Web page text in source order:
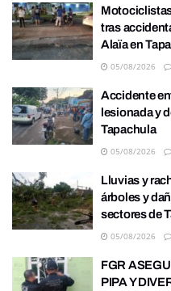
tras
Alaïa en
05/08/2026
Accidente
lesionada y
Tapachula
05/08/2026
Lluvias y
árboles y
sectores de
05/08/2026
FGR
PIPA Y